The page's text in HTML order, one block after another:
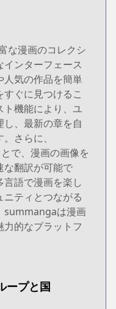
な漫画のコレクシ
インターフェース
人気の作品を簡単
ぐに見つけるこ
ト機能により、ユ
、最新の章を自
さらに、
で、漫画の画像を
な翻訳が可能で
語で漫画を楽し
ティとつながる
summangaは漫画
的なプラットフ
ープと国